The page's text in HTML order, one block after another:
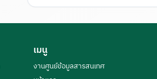
เมนู
งานศูนย์ข้อมูลสารสนเทศ